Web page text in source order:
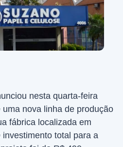
nesta quarta-feira
nova linha de produção
fábrica localizada em
total para a